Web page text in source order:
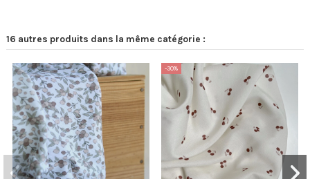
16 autres produits dans la même catégorie :
-30%